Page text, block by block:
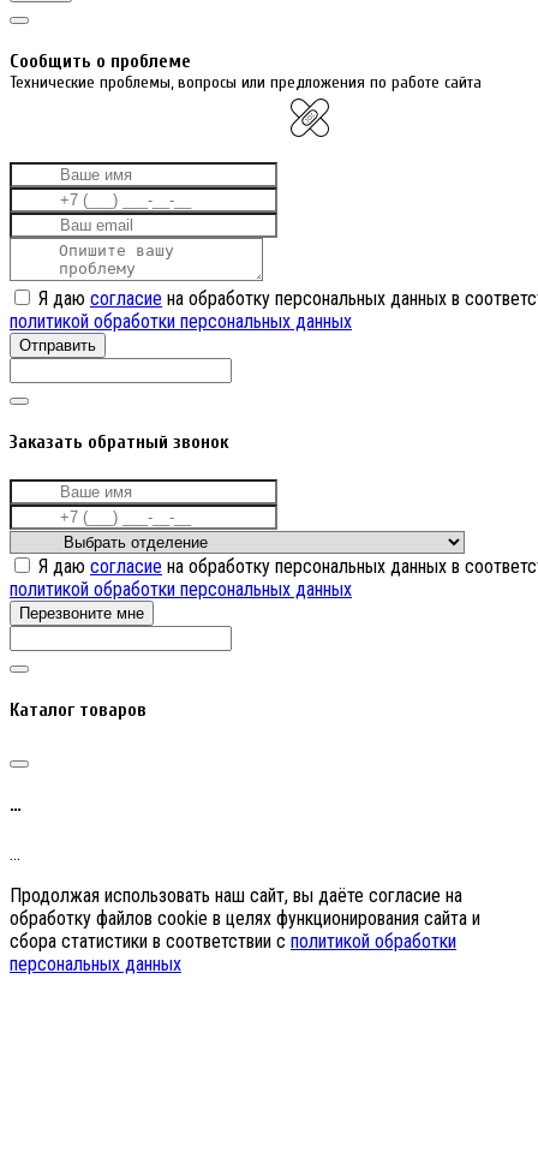
Cообщить о проблеме
Технические проблемы, вопросы или предложения по работе сайта
Я даю согласие на обработку персональных данных в
политикой обработки персональных данных
Отправить
Заказать обратный звонок
Я даю согласие на обработку персональных данных в
политикой обработки персональных данных
Перезвоните мне
Каталог товаров
…
…
Продолжая использовать наш сайт, вы даёте согласие на
обработку файлов cookie в целях функционирования сайта и
сбора статистики в соответствии с политикой обработки
персональных данных